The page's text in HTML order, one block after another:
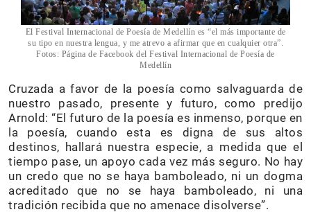
El Festival Internacional de Poesía de Medellín es “el más importante de
su tipo en nuestra lengua, y me atrevo a afirmar que en cualquier otra”.
Fotos: Página de Facebook del Festival Internacional de Poesía de
Medellín
Cruzada a favor de la poesía como salvaguarda de
nuestro pasado, presente y futuro, como predijo
Arnold: “El futuro de la poesía es inmenso, porque en
la poesía, cuando esta es digna de sus altos
destinos, hallará nuestra especie, a medida que el
tiempo pase, un apoyo cada vez más seguro. No hay
un credo que no se haya bamboleado, ni un dogma
acreditado que no se haya bamboleado, ni una
tradición recibida que no amenace disolverse”.